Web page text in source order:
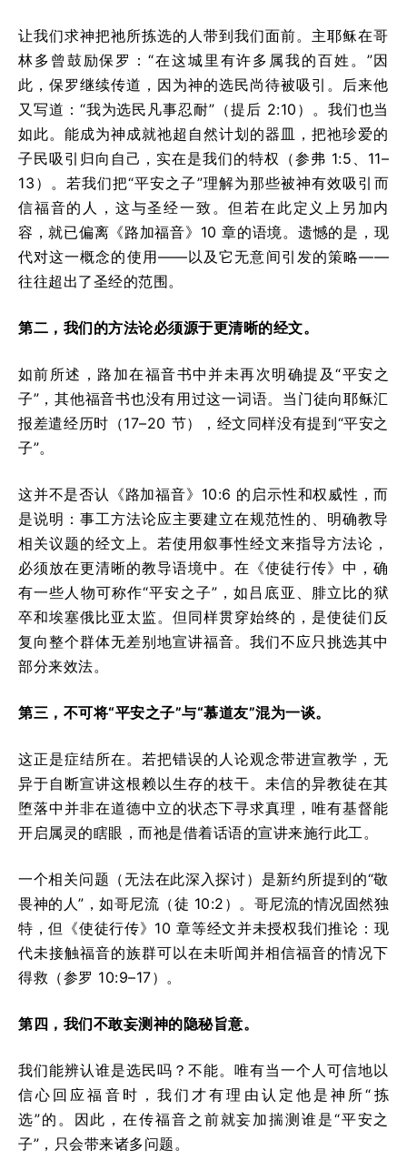
让我们求神把祂所拣选的人带到我们面前。主耶稣在哥
林多曾鼓励保罗：“在这城里有许多属我的百姓。”因
此，保罗继续传道，因为神的选民尚待被吸引。后来他
又写道：“我为选民凡事忍耐”（提后 2:10）。我们也当
如此。能成为神成就祂超自然计划的器皿，把祂珍爱的
子民吸引归向自己，实在是我们的特权（参弗 1:5、11–
13）。若我们把“平安之子”理解为那些被神有效吸引而
信福音的人，这与圣经一致。但若在此定义上另加内
容，就已偏离《路加福音》10 章的语境。遗憾的是，现
代对这一概念的使用——以及它无意间引发的策略——
往往超出了圣经的范围。
第二，我们的方法论必须源于更清晰的经文。
如前所述，路加在福音书中并未再次明确提及“平安之
子”，其他福音书也没有用过这一词语。当门徒向耶稣汇
报差遣经历时（17–20 节），经文同样没有提到“平安之
子”。
这并不是否认《路加福音》10:6 的启示性和权威性，而
是说明：事工方法论应主要建立在规范性的、明确教导
相关议题的经文上。若使用叙事性经文来指导方法论，
必须放在更清晰的教导语境中。在《使徒行传》中，确
有一些人物可称作“平安之子”，如吕底亚、腓立比的狱
卒和埃塞俄比亚太监。但同样贯穿始终的，是使徒们反
复向整个群体无差别地宣讲福音。我们不应只挑选其中
部分来效法。
第三，不可将“平安之子”与“慕道友”混为一谈。
这正是症结所在。若把错误的人论观念带进宣教学，无
异于自断宣讲这根赖以生存的枝干。未信的异教徒在其
堕落中并非在道德中立的状态下寻求真理，唯有基督能
开启属灵的瞎眼，而祂是借着话语的宣讲来施行此工。
一个相关问题（无法在此深入探讨）是新约所提到的“敬
畏神的人”，如哥尼流（徒 10:2）。哥尼流的情况固然独
特，但《使徒行传》10 章等经文并未授权我们推论：现
代未接触福音的族群可以在未听闻并相信福音的情况下
得救（参罗 10:9–17）。
第四，我们不敢妄测神的隐秘旨意。
我们能辨认谁是选民吗？不能。唯有当一个人可信地以
信心回应福音时，我们才有理由认定他是神所“拣
选”的。因此，在传福音之前就妄加揣测谁是“平安之
子”，只会带来诸多问题。